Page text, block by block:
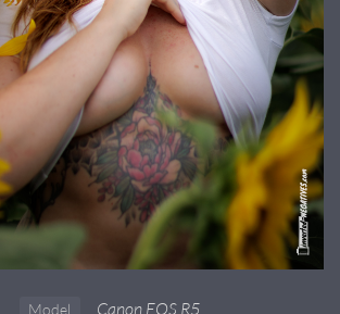
Model Canon EOS R5